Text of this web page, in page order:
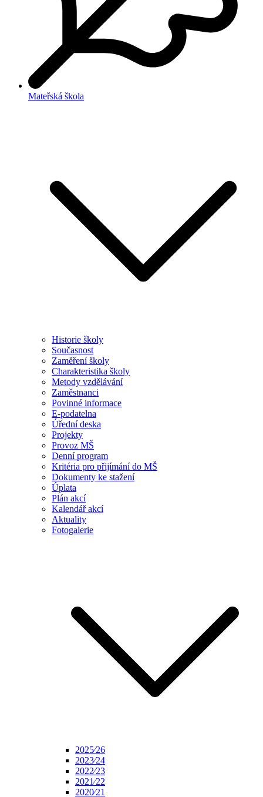
Mateřská škola
Historie školy
Současnost
Zaměření školy
Charakteristika školy
Metody vzdělávání
Zaměstnanci
Povinné informace
E-podatelna
Úřední deska
Projekty
Provoz MŠ
Denní program
Kritéria pro přijímání do MŠ
Dokumenty ke stažení
Úplata
Plán akcí
Kalendář akcí
Aktuality
Fotogalerie
2025⁄26
2023⁄24
2022⁄23
2021⁄22
2020⁄21